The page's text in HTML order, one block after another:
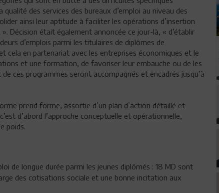
des services des bureaux d’emploi au niveau des
ainsi leur aptitude à faciliter les opérations d’insertion
Décision était également annoncée ce jour-là, « d’établir
d’emplois parmi les titulaires de diplômes de
cela en partenariat avec les entreprises économiques et le
et une formation, de favoriser leur embauche ou de les
ces programmes seront accompagnés et encadrés jusqu’à
prend forme, assortie d’un plan d’action détaillé et
d’abord l’approche conceptuelle et opérationnelle,
poids.
de longue durée parmi les jeunes diplômés : 18 MD sont
des cotisations sociale et une bonne incitation aux